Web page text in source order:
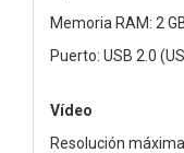
Memoria RAM: 2
Puerto: USB 2.0
Vídeo
Resolución